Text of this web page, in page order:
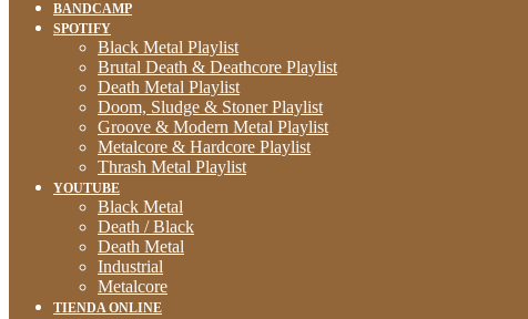
BANDCAMP
SPOTIFY
Black Metal Playlist
Brutal Death & Deathcore Playlist
Death Metal Playlist
Doom, Sludge & Stoner Playlist
Groove & Modern Metal Playlist
Metalcore & Hardcore Playlist
Thrash Metal Playlist
YOUTUBE
Black Metal
Death / Black
Death Metal
Industrial
Metalcore
TIENDA ONLINE